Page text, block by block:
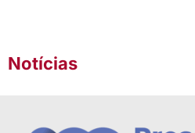
Notícias